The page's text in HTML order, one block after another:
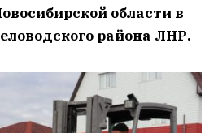
области в
района ЛНР.